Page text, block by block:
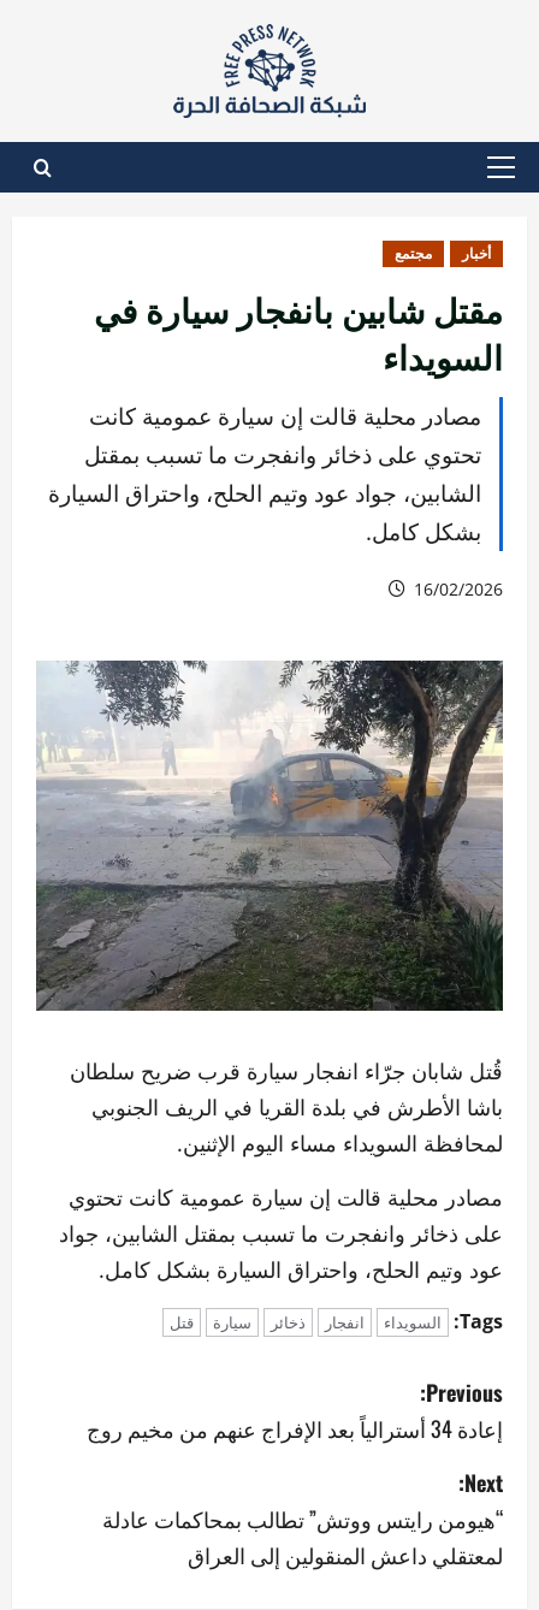
القائمة
أخبار مجتمع
مقتل شابين بانفجار سيارة في
السويداء
مصادر محلية قالت إن سيارة عمومية كانت
تحتوي على ذخائر وانفجرت ما تسبب بمقتل
الشابين، جواد عود وتيم الحلح، واحتراق السيارة
بشكل كامل.
16/02/2026
قُتل شابان جرّاء انفجار سيارة قرب ضريح سلطان
باشا الأطرش في بلدة القريا في الريف الجنوبي
لمحافظة السويداء مساء اليوم الإثنين.
مصادر محلية قالت إن سيارة عمومية كانت تحتوي
على ذخائر وانفجرت ما تسبب بمقتل الشابين، جواد
عود وتيم الحلح، واحتراق السيارة بشكل كامل.
Tags: السويداء انفجار ذخائر سيارة قتل
P
o
s
t
n
Previous:
إعادة 34 أسترالياً بعد الإفراج عنهم من مخيم روج
Next:
“هيومن رايتس ووتش” تطالب بمحاكمات عادلة
لمعتقلي داعش المنقولين إلى العراق